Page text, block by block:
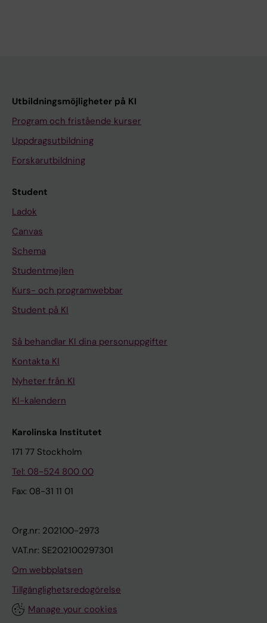
Utbildningsmöjligheter på KI
Program och fristående kurser
Uppdragsutbildning
Forskarutbildning
Student
Ladok
Canvas
Schema
Studentmejlen
Kurs- och programwebbar
Student på KI
Så behandlar KI dina personuppgifter
Kontakta KI
Nyheter från KI
KI-kalendern
Karolinska Institutet
171 77 Stockholm
Tel: 08-524 800 00
Fax: 08-31 11 01
Org.nr: 202100-2973
VAT.nr: SE202100297301
Om webbplatsen
Tillgänglighetsredogörelse
Manage your cookies